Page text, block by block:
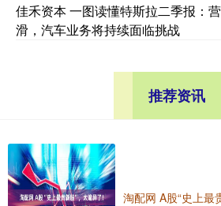
佳禾资本 一图读懂特斯拉二季报：
滑，汽车业务将持续面临挑战
推荐资讯
淘配网 A股“史上最